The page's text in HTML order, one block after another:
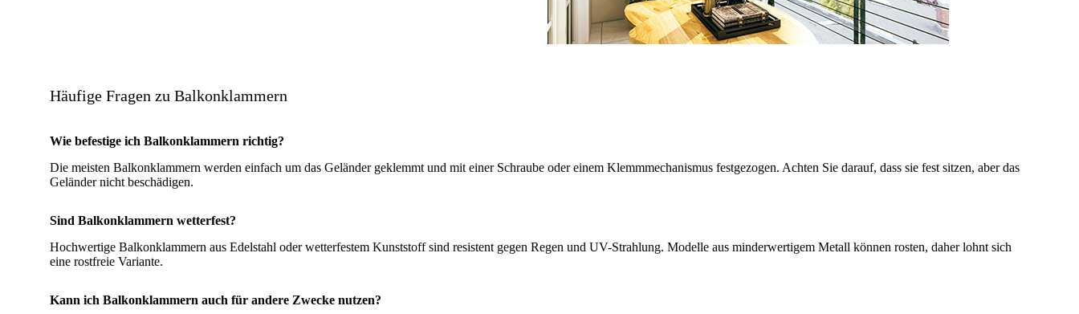
Häufige Fragen zu Balkonklammern
Wie befestige ich Balkonklammern richtig?
Die meisten Balkonklammern werden einfach um das Geländer geklemmt und mit einer Schraube oder einem Klemmmechanismus festgezogen. Achten Sie darauf, dass sie fest sitzen, aber das
Geländer nicht beschädigen.
Sind Balkonklammern wetterfest?
Hochwertige Balkonklammern aus Edelstahl oder wetterfestem Kunststoff sind resistent gegen Regen und UV-Strahlung. Modelle aus minderwertigem Metall können rosten, daher lohnt sich
eine rostfreie Variante.
Kann ich Balkonklammern auch für andere Zwecke nutzen?